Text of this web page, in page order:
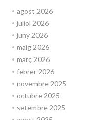
agost 2026
juliol 2026
juny 2026
maig 2026
març 2026
febrer 2026
novembre 2025
octubre 2025
setembre 2025